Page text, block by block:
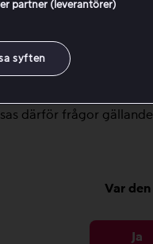
det att du inte har ett
en TV-
hanteras av
därför frågor
Var
Ja
partner (leverantörer)
syften